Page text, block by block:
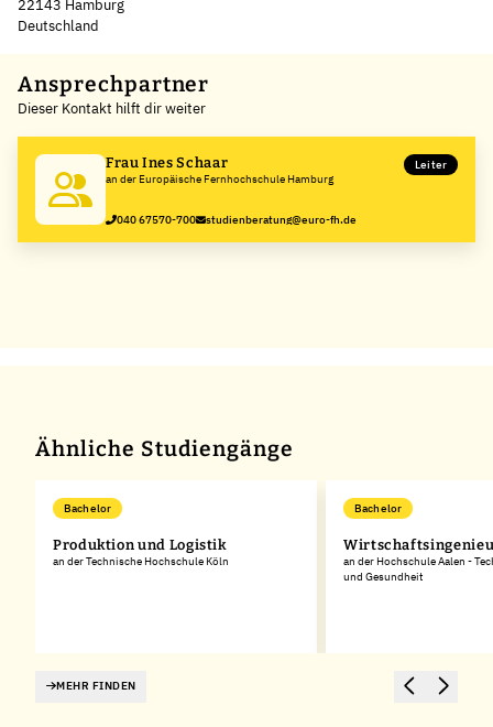
22143 Hamburg
Deutschland
+
−
Ansprechpartner
Dieser Kontakt hilft dir weiter
Frau Ines Schaar
an der Europäische Fernhochschule Hamburg
Leiter
040 67570-700 studienberatung@euro-fh.de
Ähnliche Studiengänge
Bachelor
Produktion und Logistik
an der Technische Hochschule Köln
Bachelor
an der Hochschule Aalen -
und Gesundheit
MEHR FINDEN